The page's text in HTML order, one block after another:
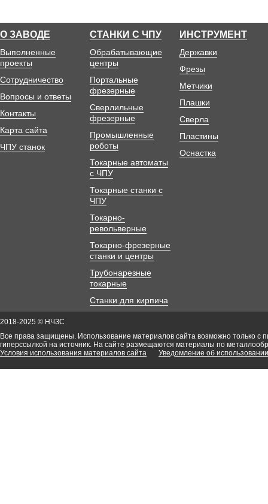
О ЗАВОДЕ
Выполненные
проекты
Сотрудничество
Вопросы и ответы
Контакты
Карта сайта
ЧПУ станок
СТАНКИ С ЧПУ
Обрабатывающие
центры
Портальные
фрезерные
Сверлильные
фрезерные
Промышленные
роботы
Токарные автоматы
с ЧПУ
Токарные станки с
ЧПУ
Токарно-
револьверные
Токарно-фрезерные
станки и центры
Трубонарезные
токарные
Станки для кирпича
ИНСТРУМЕНТ
Державки
Фрезы
Метчики
Плашки
Сверла
Пластины
Оснастка
2018-2025 © НЧЗС
Все права защищены. Использование материалов сайта возможно только с
гиперссылкой на источник. На сайте размещаются материалы по
Условия использования материалов сайта
Уведомление об